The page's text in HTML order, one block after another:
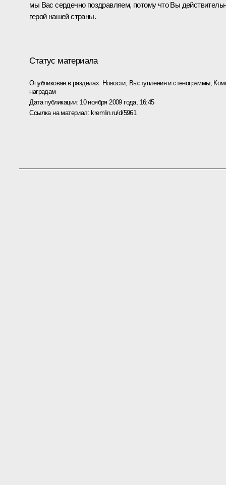
мы Вас сердечно поздравляем, потому что Вы
герой нашей страны.
Статус материала
Опубликован в разделах: Новости, Выступления и стенограммы,
наградам
Дата публикации: 10 ноября 2009 года, 16:45
Ссылка на материал:kremlin.ru/d/5961